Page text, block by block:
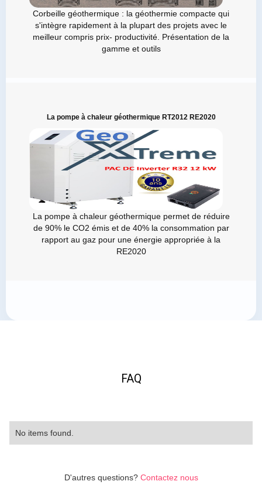
Corbeille géothermique : la géothermie compacte qui
s'intègre rapidement à la plupart des projets avec le
meilleur compris prix- productivité. Présentation de la
gamme et outils
La pompe à chaleur géothermique RT2012 RE2020
La pompe à chaleur géothermique permet de réduire
de 90% le CO2 émis et de 40% la consommation par
rapport au gaz pour une énergie appropriée à la
RE2020
FAQ
No items found.
D'autres questions? Contactez nous